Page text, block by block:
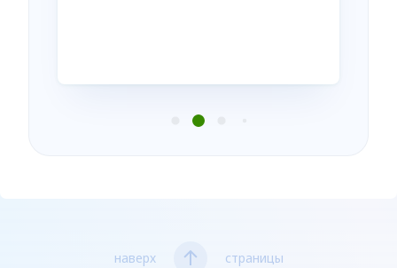
наверх страницы